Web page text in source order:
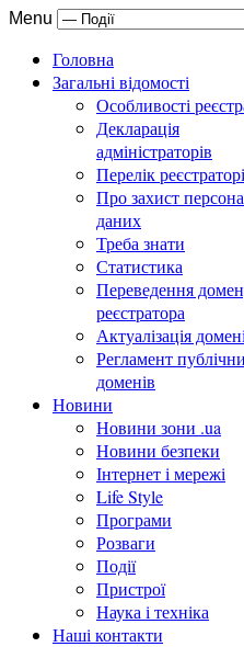
Menu
Головна
Загальні відомості
Особливості
Декларація
адміністраторів
Перелік
Про захист
даних
Треба знати
Статистика
Переведення
реєстратора
Актуалізація
Регламент
доменів
Новини
Новини зони .ua
Новини безпеки
Інтернет і мережі
Life Style
Програми
Розваги
Події
Пристрої
Наука і техніка
Наші контакти